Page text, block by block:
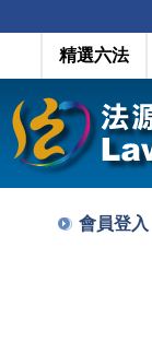
精選六法
會員登入